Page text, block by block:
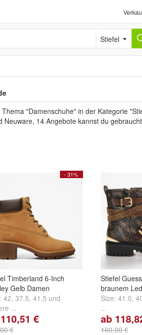
Stiefel
"Damenschuhe" in der Kategorie
14 Angebote kannst du
- 31%
Timberland 6-Inch
Gelb Damen
42, 37.5, 41.5 und
...
€
€
Stiefel
braunem
Size: 41.0,
...
ab
160,00 €